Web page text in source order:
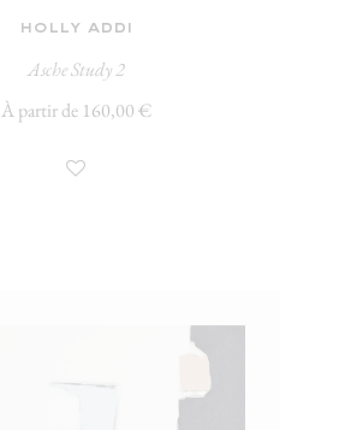
holly addi
Asche Study 2
À partir de 160,00 €